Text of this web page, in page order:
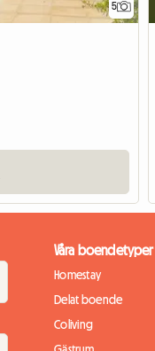
5
Våra boendetyper
Homestay
Delat boende
Coliving